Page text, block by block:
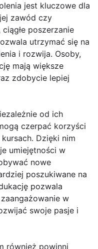
jest kluczowe dla
zawód czy
poszerzanie
utrzymać się na
i rozwija. Osoby,
mają większe
zdobycie lepiej
od ich
czerpać korzyści
Dzięki nim
umiejętności w
nowe
poszukiwane na
pozwala
w
swoje pasje i
również powinni